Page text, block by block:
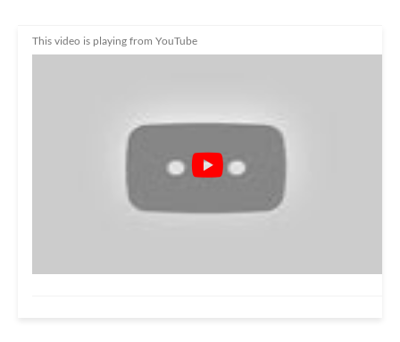
This video is playing from YouTube